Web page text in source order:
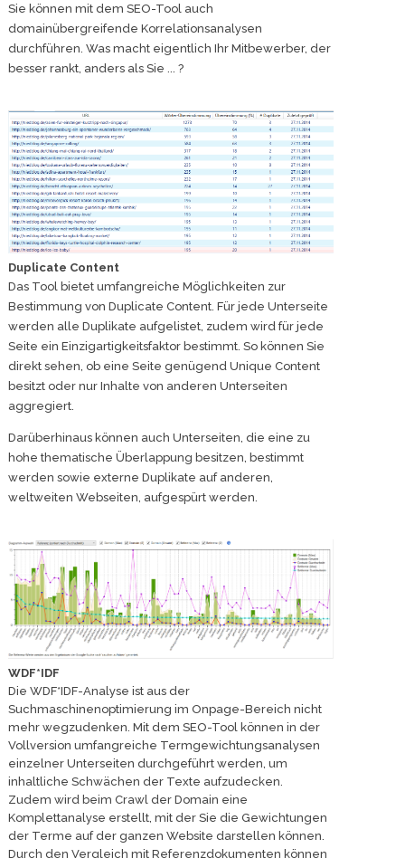
Sie können mit dem SEO-Tool auch
domainübergreifende Korrelationsanalysen
durchführen. Was macht eigentlich Ihr Mitbewerber, der
besser rankt, anders als Sie ... ?
Duplicate Content
Das Tool bietet umfangreiche Möglichkeiten zur
Bestimmung von Duplicate Content. Für jede Unterseite
werden alle Duplikate aufgelistet, zudem wird für jede
Seite ein Einzigartigkeitsfaktor bestimmt. So können Sie
direkt sehen, ob eine Seite genügend Unique Content
besitzt oder nur Inhalte von anderen Unterseiten
aggregiert.
Darüberhinaus können auch Unterseiten, die eine zu
hohe thematische Überlappung besitzen, bestimmt
werden sowie externe Duplikate auf anderen,
weltweiten Webseiten, aufgespürt werden.
WDF*IDF
Die WDF*IDF-Analyse ist aus der
Suchmaschinenoptimierung im Onpage-Bereich nicht
mehr wegzudenken. Mit dem SEO-Tool können in der
Vollversion umfangreiche Termgewichtungsanalysen
einzelner Unterseiten durchgeführt werden, um
inhaltliche Schwächen der Texte aufzudecken.
Zudem wird beim Crawl der Domain eine
Komplettanalyse erstellt, mit der Sie die Gewichtungen
der Terme auf der ganzen Website darstellen können.
Durch den Vergleich mit Referenzdokumenten können